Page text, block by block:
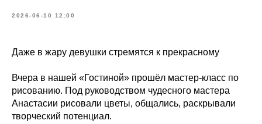
2026-06-10 12:00
Даже в жару девушки стремятся к прекрасному
Вчера в нашей «Гостиной» прошёл мастер-класс по
рисованию. Под руководством чудесного мастера
Анастасии рисовали цветы, общались, раскрывали
творческий потенциал.